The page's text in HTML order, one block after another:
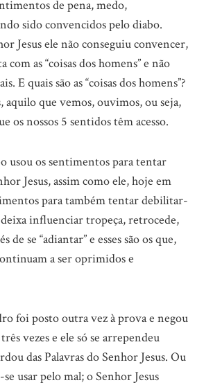
de pena, medo,
sido convencidos pelo diabo.
Jesus ele não conseguiu convencer,
as “coisas dos homens” e não
E quais são as “coisas dos homens”?
aquilo que vemos, ouvimos, ou seja,
os nossos 5 sentidos têm acesso.
usou os sentimentos para tentar
Jesus, assim como ele, hoje em
para também tentar debilitar-
deixa influenciar tropeça, retrocede,
de se “adiantar” e esses são os que,
a ser oprimidos e
foi posto outra vez à prova e negou
vezes e ele só se arrependeu
das Palavras do Senhor Jesus. Ou
usar pelo mal; o Senhor Jesus